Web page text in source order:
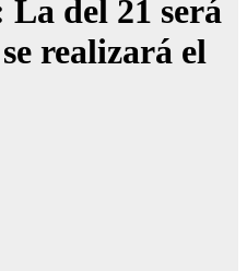
del 21 será
realizará el